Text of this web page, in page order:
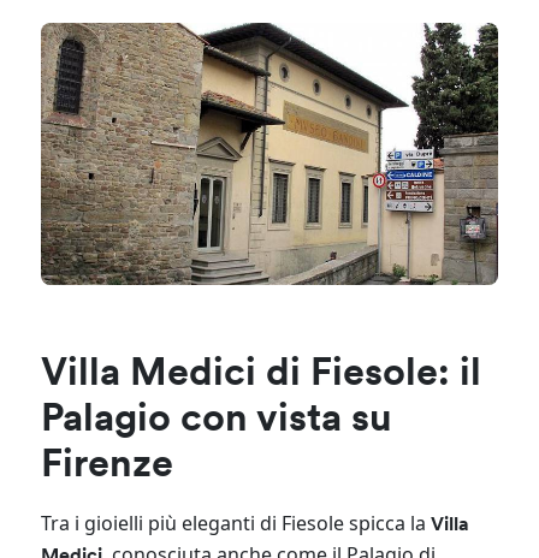
Villa Medici di Fiesole: il
Palagio con vista su
Firenze
Tra i gioielli più eleganti di Fiesole spicca laVilla